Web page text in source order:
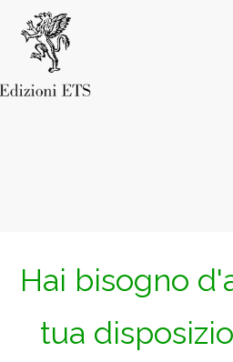
Hai bisogno
tua